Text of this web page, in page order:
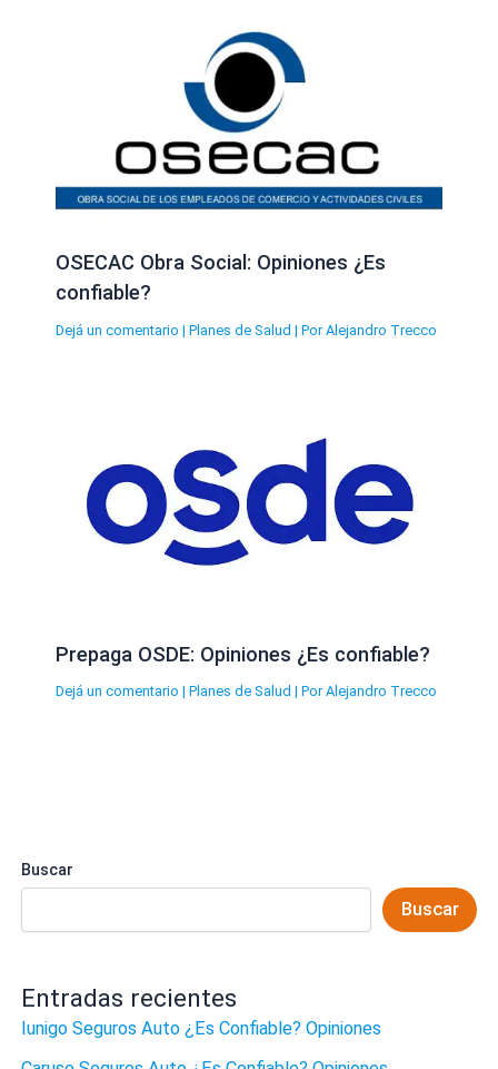
OSECAC Obra Social: Opiniones ¿Es
confiable?
Dejá un comentario | Planes de Salud | Por Alejandro Trecco
Prepaga OSDE: Opiniones ¿Es confiable?
Dejá un comentario | Planes de Salud | Por Alejandro Trecco
Buscar
Buscar
Entradas recientes
Iunigo Seguros Auto ¿Es Confiable? Opiniones